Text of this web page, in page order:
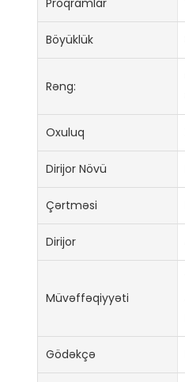
Proqramlar
Böyüklük
Rəng:
Oxuluq
Dirijor Növü
Çərtməsi
Dirijor
Müvəffəqiyyəti
Gödəkçə